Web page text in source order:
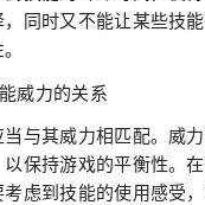
同时又不能让某些技能
威力的关系
与其威力相匹配。威
保持游戏的平衡性。
虑到技能的使用感受